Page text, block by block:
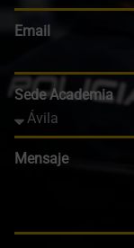
Email
Sede Academia
Mensaje